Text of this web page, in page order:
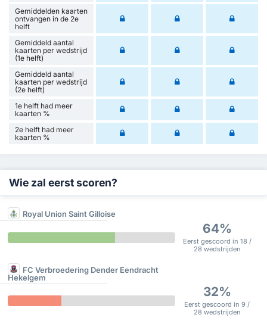
Gemiddelden kaarten
ontvangen in de 2e
helft
Gemiddeld aantal
kaarten per wedstrijd
(1e helft)
Gemiddeld aantal
kaarten per wedstrijd
(2e helft)
1e helft had meer
kaarten %
2e helft had meer
kaarten %
Wie zal eerst scoren?
Royal Union Saint Gilloise
64%
Eerst gescoord in 18 /
28 wedstrijden
FC Verbroedering Dender Eendracht
Hekelgem
32%
Eerst gescoord in 9 /
28 wedstrijden